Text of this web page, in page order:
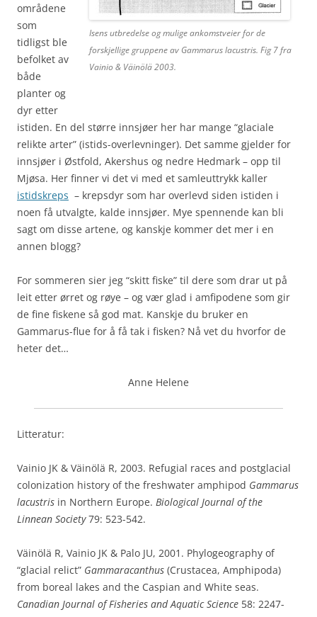
Isens utbredelse og mulige ankomstveier for de
forskjellige gruppene av Gammarus lacustris. Fig 7 fra
Vainio & Väinölä 2003.
områdene
som
tidligst ble
befolket av
både
planter og
dyr etter
istiden. En del større innsjøer her har mange “glaciale
relikte arter” (istids-overlevninger). Det samme gjelder for
innsjøer i Østfold, Akershus og nedre Hedmark – opp til
Mjøsa. Her finner vi det vi med et samleuttrykk kaller
istidskreps – krepsdyr som har overlevd siden istiden i
noen få utvalgte, kalde innsjøer. Mye spennende kan bli
sagt om disse artene, og kanskje kommer det mer i en
annen blogg?
For sommeren sier jeg “skitt fiske” til dere som drar ut på
leit etter ørret og røye – og vær glad i amfipodene som gir
de fine fiskene så god mat. Kanskje du bruker en
Gammarus-flue for å få tak i fisken? Nå vet du hvorfor de
heter det…
Anne Helene
Litteratur:
Vainio JK & Väinölä R, 2003. Refugial races and postglacial
colonization history of the freshwater amphipod Gammarus
lacustris in Northern Europe. Biological Journal of the
Linnean Society79: 523-542.
Väinölä R, Vainio JK & Palo JU, 2001. Phylogeography of
“glacial relict” Gammaracanthus (Crustacea, Amphipoda)
from boreal lakes and the Caspian and White seas.
Canadian Journal of Fisheries and Aquatic Science 58: 2247-